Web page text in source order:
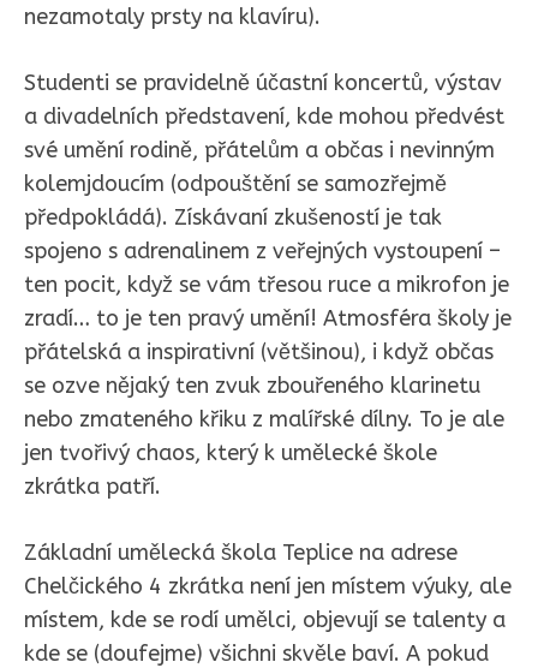
nezamotaly prsty na klavíru).
Studenti se pravidelně účastní koncertů, výstav
a divadelních představení, kde mohou předvést
své umění rodině, přátelům a občas i nevinným
kolemjdoucím (odpouštění se samozřejmě
předpokládá). Získávaní zkušeností je tak
spojeno s adrenalinem z veřejných vystoupení –
ten pocit, když se vám třesou ruce a mikrofon je
zradí… to je ten pravý umění! Atmosféra školy je
přátelská a inspirativní (většinou), i když občas
se ozve nějaký ten zvuk zbouřeného klarinetu
nebo zmateného křiku z malířské dílny. To je ale
jen tvořivý chaos, který k umělecké škole
zkrátka patří.
Základní umělecká škola Teplice na adrese
Chelčického 4 zkrátka není jen místem výuky, ale
místem, kde se rodí umělci, objevují se talenty a
kde se (doufejme) všichni skvěle baví. A pokud